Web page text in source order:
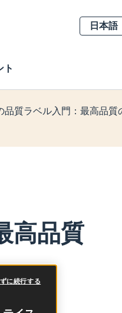
ト
Select
your
検索
品質ラベル入門：最高品質
高品質
に続行する